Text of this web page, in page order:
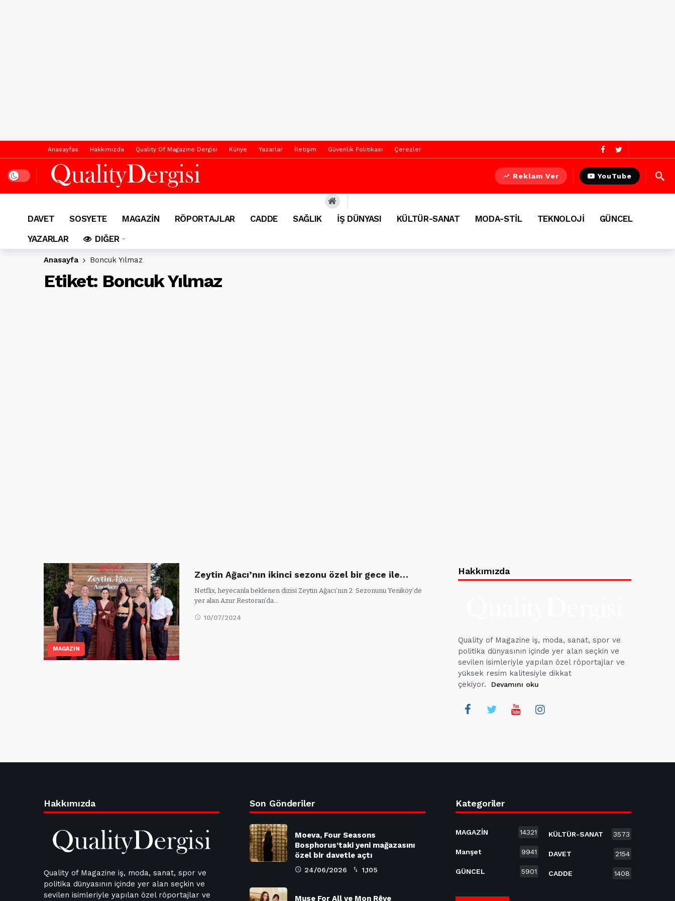
Anasayfas Hakkımızda Quality Of Magazine Dergisi Künye Yazarlar İletişim Güvenlik Politikası Çerezler
Dark mode Reklam Ver YouTube
DAVET SOSYETE MAGAZİN RÖPORTAJLAR CADDE SAĞLIK İŞ DÜNYASI KÜLTÜR-SANAT MODA-STİL TEKNOLOJİ
GÜNCEL
YAZARLAR
DIĞER
Anasayfa Boncuk Yılmaz
Etiket: Boncuk Yılmaz
MAGAZİN
Zeytin Ağacı’nın ikinci sezonu özel bir gece ile…
Netflix, heyecanla beklenen dizisi Zeytin Ağacı’nın 2. Sezonunu Yeniköy’de
yer alan Azur Restoran’da…
10/07/2024
Hakkımızda
Quality of Magazine iş, moda, sanat, spor ve
politika dünyasının içinde yer alan seçkin ve
sevilen isimleriyle yapılan özel röportajlar ve
yüksek resim kalitesiyle dikkat
çekiyor.
Devamını oku
Hakkımızda
Quality of Magazine iş, moda, sanat, spor ve
politika dünyasının içinde yer alan seçkin ve
sevilen isimleriyle yapılan özel röportajlar ve
Son Gönderiler
Moeva, Four Seasons
Bosphorus’taki yeni mağazasını
özel bir davetle açtı
24/06/2026 1,105
Muse For All ve Mon Rêve
Kategoriler
MAGAZİN 14321
Manşet 9941
GÜNCEL 5901
KÜLTÜR-SANAT 3573
DAVET 2154
CADDE 1408